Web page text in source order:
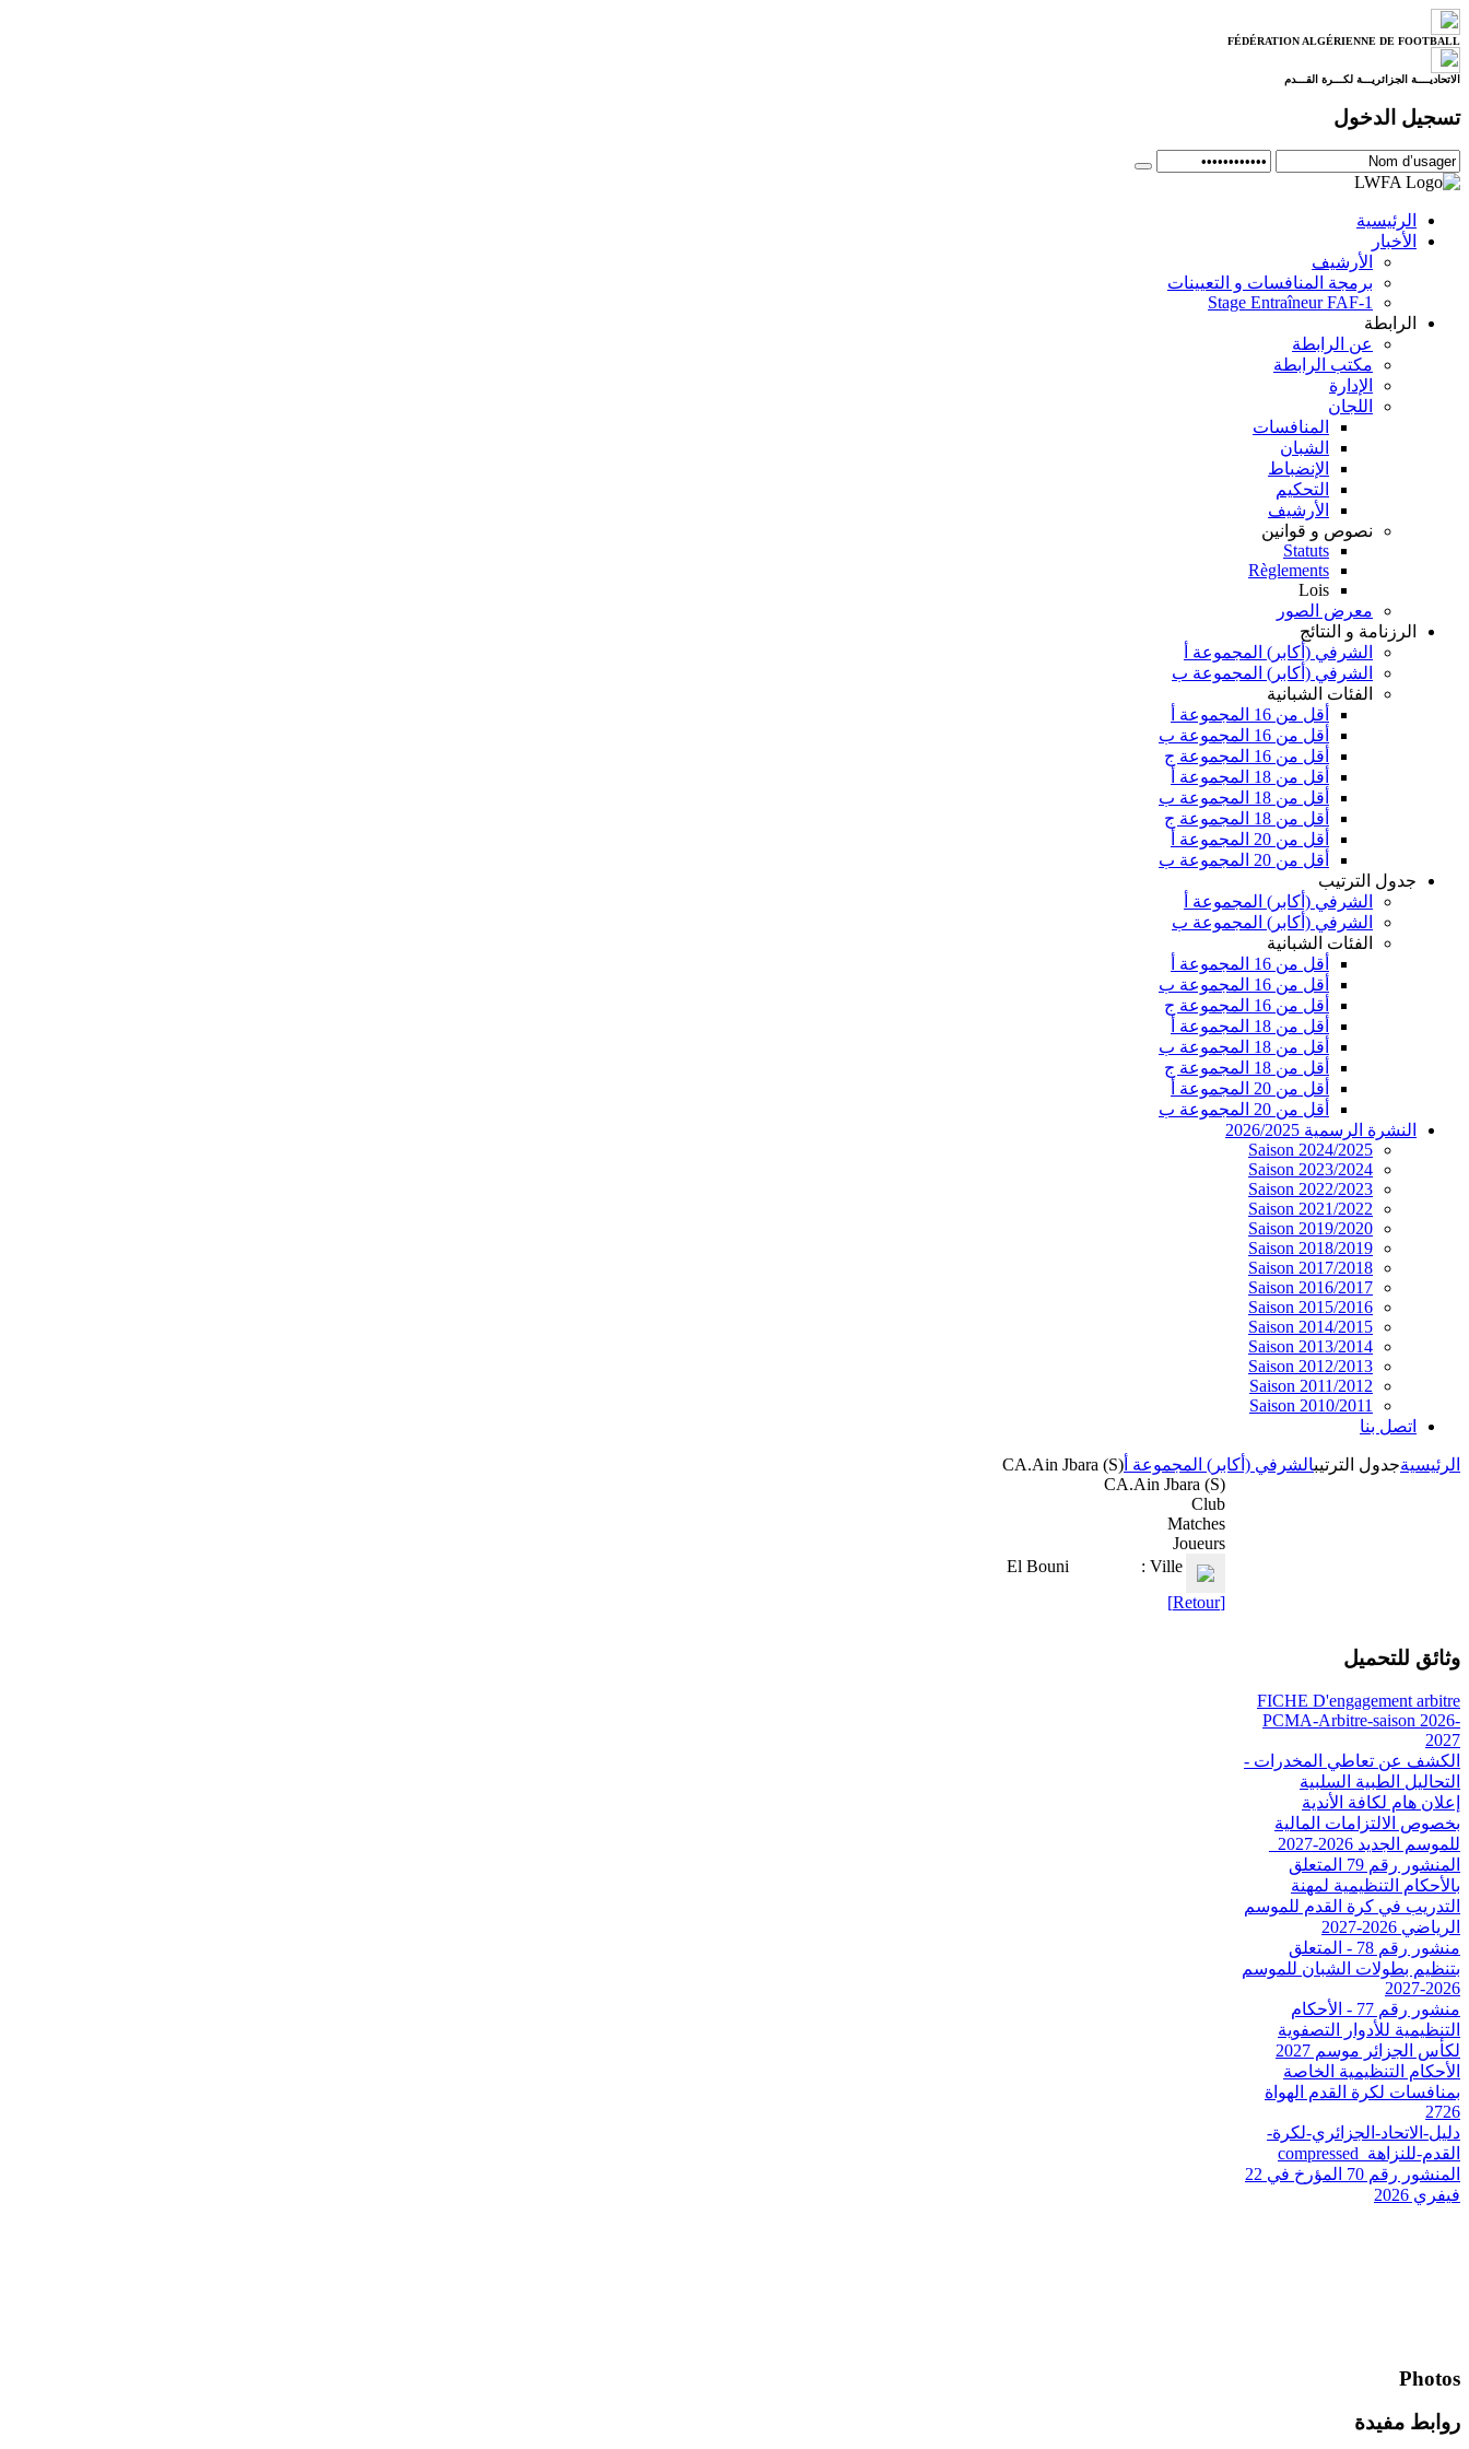
FÉDÉRATION ALGÉRIENNE DE FOOTBALL
الاتحاديــــة الجزائريـــة لكـــرة القـــدم
تسجيل الدخول
الرئيسية
الأخبار
الأرشيف
برمجة المنافسات و التعيينات
Stage Entraîneur FAF-1
الرابطة
عن الرابطة
مكتب الرابطة
الإدارة
اللجان
المنافسات
الشبان
الإنضباط
التحكيم
الأرشيف
نصوص و قوانين
Statuts
Règlements
Lois
معرض الصور
الرزنامة و النتائج
الشرفي (أكابر) المجموعة أ
الشرفي (أكابر) المجموعة ب
الفئات الشبانية
أقل من 16 المجموعة أ
أقل من 16 المجموعة ب
أقل من 16 المجموعة ج
أقل من 18 المجموعة أ
أقل من 18 المجموعة ب
أقل من 18 المجموعة ج
أقل من 20 المجموعة أ
أقل من 20 المجموعة ب
جدول الترتيب
الشرفي (أكابر) المجموعة أ
الشرفي (أكابر) المجموعة ب
الفئات الشبانية
أقل من 16 المجموعة أ
أقل من 16 المجموعة ب
أقل من 16 المجموعة ج
أقل من 18 المجموعة أ
أقل من 18 المجموعة ب
أقل من 18 المجموعة ج
أقل من 20 المجموعة أ
أقل من 20 المجموعة ب
النشرة الرسمية 2026/2025
Saison 2024/2025
Saison 2023/2024
Saison 2022/2023
Saison 2021/2022
Saison 2019/2020
Saison 2018/2019
Saison 2017/2018
Saison 2016/2017
Saison 2015/2016
Saison 2014/2015
Saison 2013/2014
Saison 2012/2013
Saison 2011/2012
Saison 2010/2011
اتصل بنا
الرئيسيةجدول الترتيبالشرفي (أكابر) المجموعة أ CA.Ain Jbara (S)
CA.Ain Jbara (S)
Club
Matches
Joueurs
Ville :
El Bouni
[Retour]
وثائق للتحميل
FICHE D'engagement arbitre
PCMA-Arbitre-saison 2026-
2027
الكشف عن تعاطي المخدرات -
التحاليل الطبية السلبية
إعلان هام لكافة الأندية
بخصوص الالتزامات المالية
للموسم الجديد 2026-2027_
المنشور رقم 79 المتعلق
بالأحكام التنظيمية لمهنة
التدريب في كرة القدم للموسم
الرياضي 2026-2027
منشور رقم 78 - المتعلق
بتنظيم بطولات الشبان للموسم
2026-2027
منشور رقم 77 - الأحكام
التنظيمية للأدوار التصفوية
لكأس الجزائر موسم 2027
الأحكام التنظيمية الخاصة
بمنافسات لكرة القدم الهواة
2726
دليل-الاتحاد-الجزائري-لكرة-
القدم-للنزاهة_compressed
المنشور رقم 70 المؤرخ في 22
فيفري 2026
Photos
روابط مفيدة